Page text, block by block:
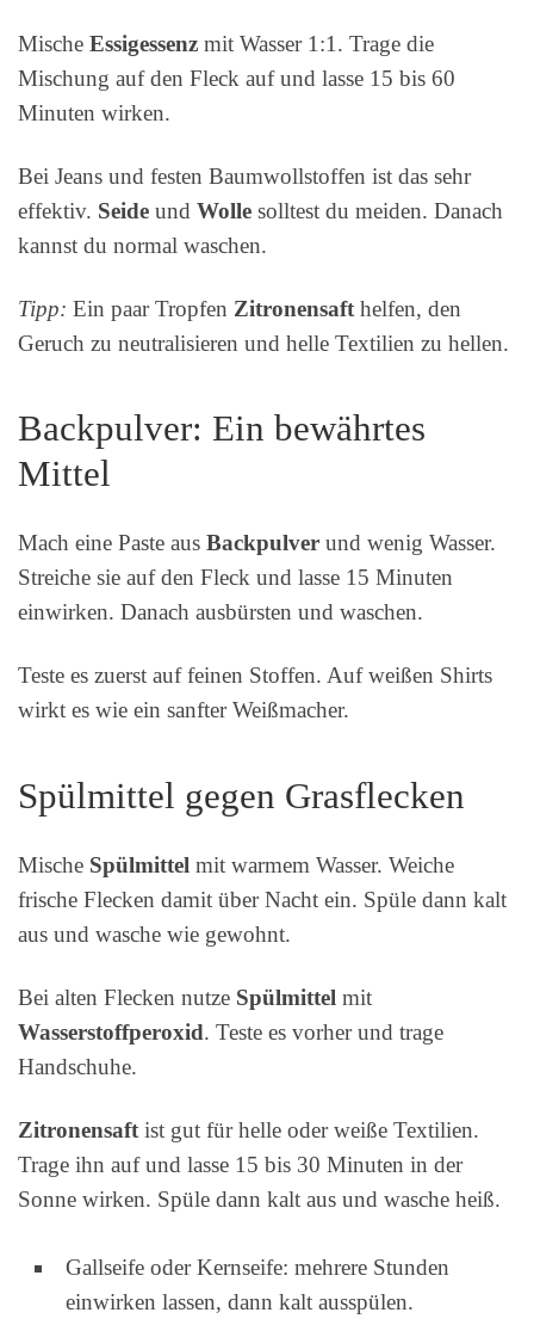
Mische Essigessenz mit Wasser 1:1. Trage die
Mischung auf den Fleck auf und lasse 15 bis 60
Minuten wirken.
Bei Jeans und festen Baumwollstoffen ist das sehr
effektiv. Seide und Wolle solltest du meiden. Danach
kannst du normal waschen.
Tipp: Ein paar Tropfen Zitronensaft helfen, den
Geruch zu neutralisieren und helle Textilien zu hellen.
Backpulver: Ein bewährtes
Mittel
Mach eine Paste aus Backpulver und wenig Wasser.
Streiche sie auf den Fleck und lasse 15 Minuten
einwirken. Danach ausbürsten und waschen.
Teste es zuerst auf feinen Stoffen. Auf weißen Shirts
wirkt es wie ein sanfter Weißmacher.
Spülmittel gegen Grasflecken
Mische Spülmittel mit warmem Wasser. Weiche
frische Flecken damit über Nacht ein. Spüle dann kalt
aus und wasche wie gewohnt.
Bei alten Flecken nutze Spülmittel mit
Wasserstoffperoxid. Teste es vorher und trage
Handschuhe.
Zitronensaft ist gut für helle oder weiße Textilien.
Trage ihn auf und lasse 15 bis 30 Minuten in der
Sonne wirken. Spüle dann kalt aus und wasche heiß.
Gallseife oder Kernseife: mehrere Stunden
einwirken lassen, dann kalt ausspülen.